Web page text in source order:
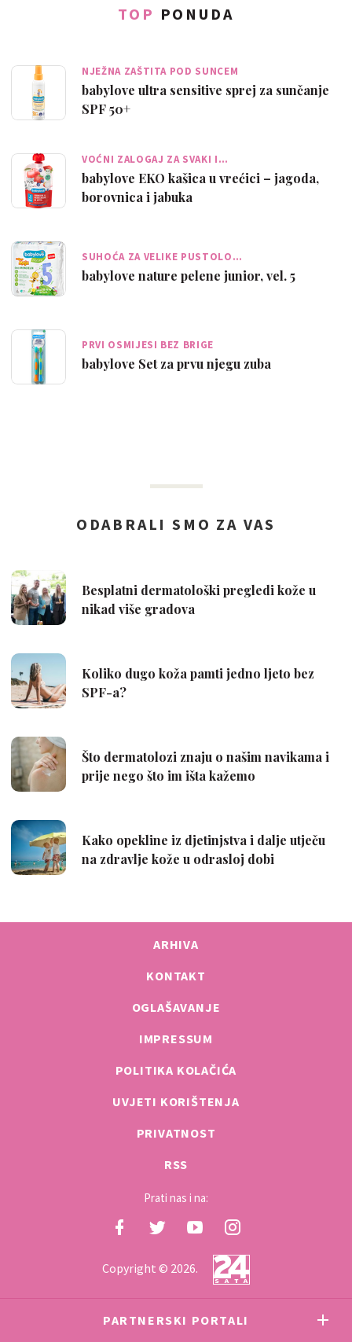
TOP PONUDA
NJEŽNA ZAŠTITA POD SUNCEM
babylove ultra sensitive sprej za sunčanje
SPF 50+
VOĆNI ZALOGAJ ZA SVAKI I…
babylove EKO kašica u vrećici – jagoda,
borovnica i jabuka
SUHOĆA ZA VELIKE PUSTOLO…
babylove nature pelene junior, vel. 5
PRVI OSMIJESI BEZ BRIGE
babylove Set za prvu njegu zuba
ARHIVA
KONTAKT
OGLAŠAVANJE
IMPRESSUM
POLITIKA KOLAČIĆA
UVJETI KORIŠTENJA
PRIVATNOST
RSS
Prati nas i na:
Copyright © 2026.
PARTNERSKI PORTALI